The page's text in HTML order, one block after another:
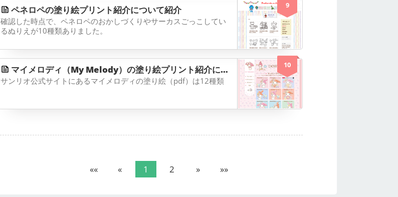
9
ペネロペの塗り絵プリント紹介について紹介
確認した時点で、ペネロペのおかしづくりやサーカスごっこしてい
るぬりえが10種類ありました。
10
マイメロディ（My Melody）の塗り絵プリント紹介について紹介
サンリオ公式サイトにあるマイメロディの塗り絵（pdf）は12種類
«« « 1 2 » »»